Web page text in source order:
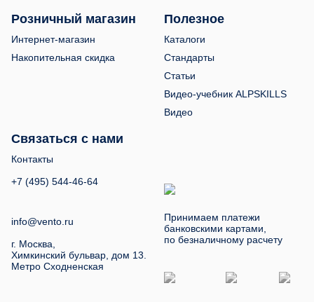
Розничный магазин
Интернет-магазин
Накопительная скидка
Полезное
Каталоги
Стандарты
Статьи
Видео-учебник ALPSKILLS
Видео
Связаться с нами
Контакты
+7 (495) 544-46-64
info@vento.ru
г. Москва,
Химкинский бульвар, дом 13.
Метро Сходненская
Принимаем платежи
банковскими картами,
по безналичному расчету